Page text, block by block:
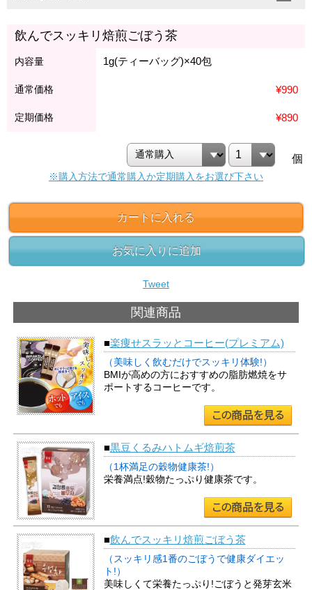
飲んでスッキリ焙煎ごぼう茶
内容量 1g(ティーバッグ)×40包
通常価格 ¥990
定期価格 ¥890
個
※購入方法で通常購入か定期購入をお選び下さい
カートに入れる
お気に入りに追加
Tweet
関連商品
■楽痩せスラッとコーヒー(プレミアム)
（美味しく飲むだけでスッキリ体験!）
BMIが高めの方におすすめの脂肪燃焼をサ
ポートするコーヒーです。
■黒豆くるみハトムギ焙煎茶
（1杯満足の穀物健康茶!）
栄養満点!穀物たっぷり健康茶です。
■飲んでスッキリ焙煎ごぼう茶
（スッキリ感1番のごぼうで健康ダイエッ
ト!）
美味しくて栄養たっぷり!ごぼうと発芽玄米